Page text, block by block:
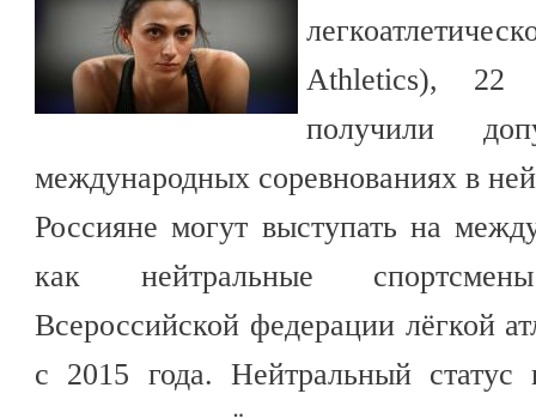
Athletics), 22
получили
международных соревнованиях в
Россияне могут выступать на
как нейтральные
Всероссийской федерации лёгкой
с 2015 года. Нейтральный статус